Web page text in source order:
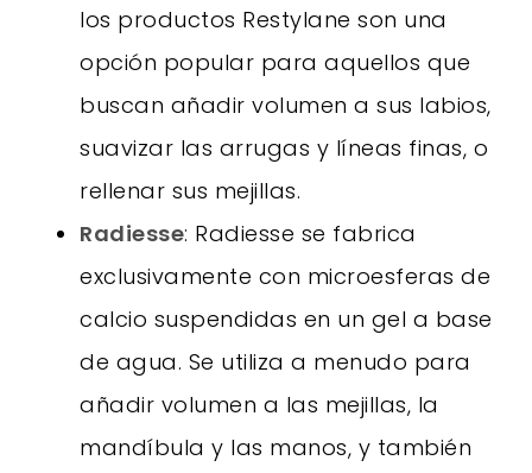
los productos Restylane son una
opción popular para aquellos que
buscan añadir volumen a sus labios,
suavizar las arrugas y líneas finas, o
rellenar sus mejillas.
Radiesse: Radiesse se fabrica
exclusivamente con microesferas de
calcio suspendidas en un gel a base
de agua. Se utiliza a menudo para
añadir volumen a las mejillas, la
mandíbula y las manos, y también